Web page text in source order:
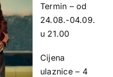
Termin – od
24.08.-04.09.
u 21.00
Cijena
ulaznice – 4